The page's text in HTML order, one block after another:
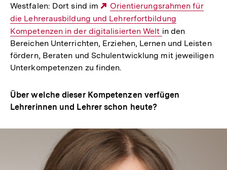
Westfalen: Dort sind im
Externer
Link:
Orientierungsrahmen für
die Lehrerausbildung und Lehrerfortbildung
Kompetenzen in der digitalisierten Welt in den
Bereichen Unterrichten, Erziehen, Lernen und Leisten
fördern, Beraten und Schulentwicklung mit jeweiligen
Unterkompetenzen zu finden.
Über welche dieser Kompetenzen verfügen
Lehrerinnen und Lehrer schon heute?